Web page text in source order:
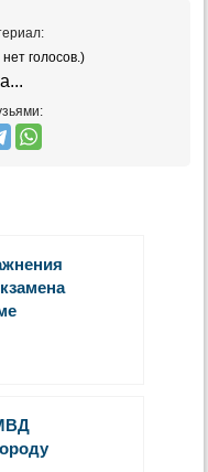
голосов.)